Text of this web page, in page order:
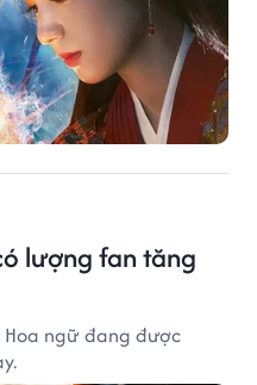
lượng fan tăng
ngữ đang được